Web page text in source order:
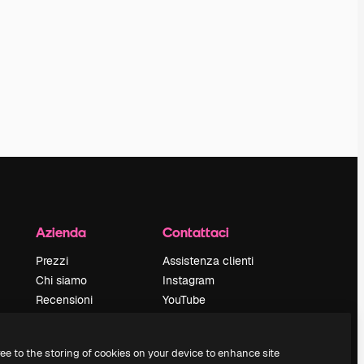
Azienda
Prezzi
Chi siamo
Recensioni
Blog
Contattaci
Assistenza clienti
Instagram
YouTube
Discord
to the storing of cookies on your device to enhance site